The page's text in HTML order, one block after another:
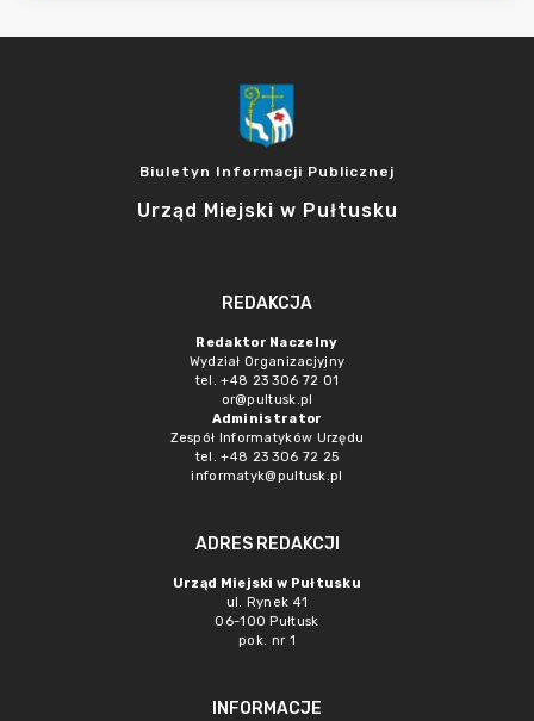
Biuletyn Informacji Publicznej
Urząd Miejski w Pułtusku
REDAKCJA
Redaktor Naczelny
Wydział Organizacjyjny
tel. +48 23 306 72 01
or@pultusk.pl
Administrator
Zespół Informatyków Urzędu
tel. +48 23 306 72 25
informatyk@pultusk.pl
ADRES REDAKCJI
Urząd Miejski w Pułtusku
ul. Rynek 41
06-100 Pułtusk
pok. nr 1
INFORMACJE